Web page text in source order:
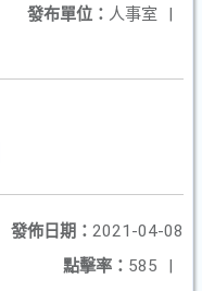
發布單位： 人事室 |
發佈日期： 2021-04-08
點擊率： 585 |